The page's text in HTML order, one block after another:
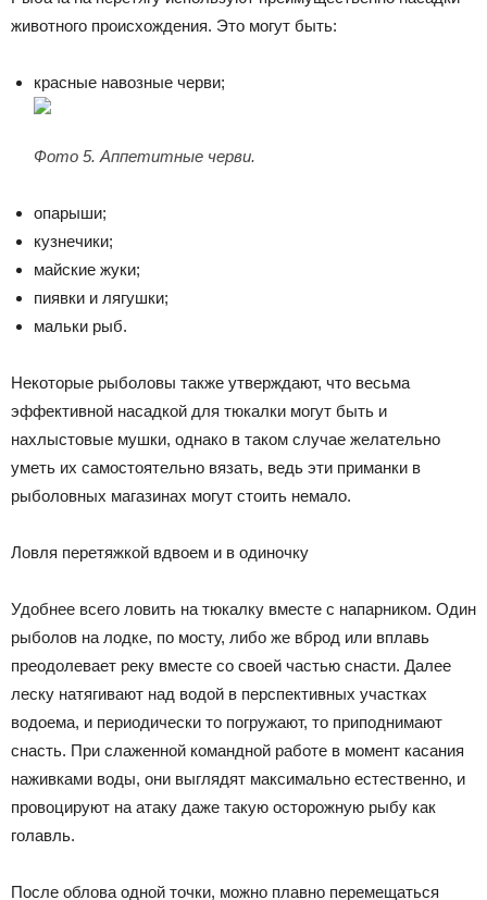
животного происхождения. Это могут быть:
красные навозные черви;
Фото 5. Аппетитные черви.
опарыши;
кузнечики;
майские жуки;
пиявки и лягушки;
мальки рыб.
Некоторые рыболовы также утверждают, что весьма
эффективной насадкой для тюкалки могут быть и
нахлыстовые мушки, однако в таком случае желательно
уметь их самостоятельно вязать, ведь эти приманки в
рыболовных магазинах могут стоить немало.
Ловля перетяжкой вдвоем и в одиночку
Удобнее всего ловить на тюкалку вместе с напарником. Один
рыболов на лодке, по мосту, либо же вброд или вплавь
преодолевает реку вместе со своей частью снасти. Далее
леску натягивают над водой в перспективных участках
водоема, и периодически то погружают, то приподнимают
снасть. При слаженной командной работе в момент касания
наживками воды, они выглядят максимально естественно, и
провоцируют на атаку даже такую осторожную рыбу как
голавль.
После облова одной точки, можно плавно перемещаться